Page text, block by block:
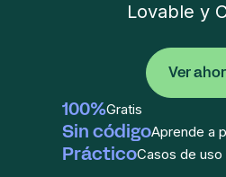
Lovable y
Ver
100%Gratis
Sin códigoAprende a
PrácticoCasos de uso